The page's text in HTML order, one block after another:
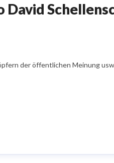
der öffentlichen Meinung